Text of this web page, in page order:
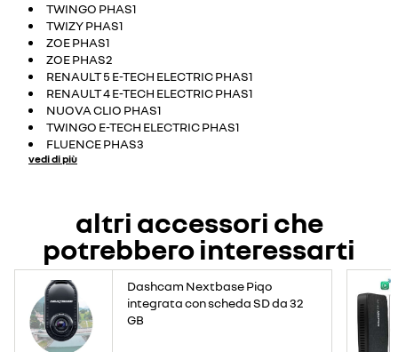
TWINGO PHAS1
TWIZY PHAS1
ZOE PHAS1
ZOE PHAS2
RENAULT 5 E-TECH ELECTRIC PHAS1
RENAULT 4 E-TECH ELECTRIC PHAS1
NUOVA CLIO PHAS1
TWINGO E-TECH ELECTRIC PHAS1
FLUENCE PHAS3
vedi di più
altri accessori che
potrebbero interessarti
Dashcam Nextbase Piqo
integrata con scheda SD da 32
GB